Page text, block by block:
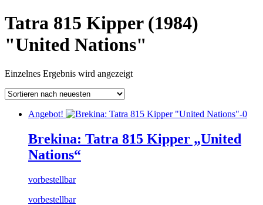
Tatra 815 Kipper (1984)
"United Nations"
Einzelnes Ergebnis wird angezeigt
Angebot!
Brekina: Tatra 815 Kipper „United
Nations“
vorbestellbar
vorbestellbar